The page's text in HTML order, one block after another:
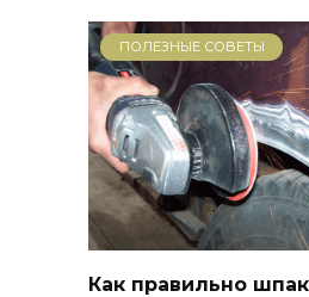
ПОЛЕЗНЫЕ СОВЕТЫ
Как правильно